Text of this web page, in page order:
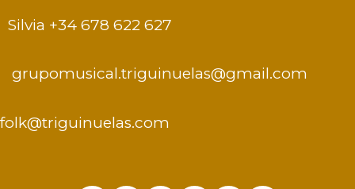
Silvia +34 678 622 627
grupomusical.triguinuelas@gmail.com
folk@triguinuelas.com